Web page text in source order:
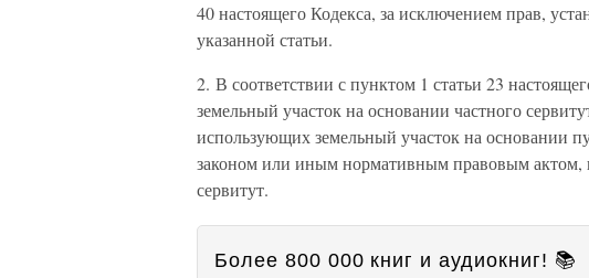
40 настоящего Кодекса, за исключением прав,
указанной статьи.
2. В соответствии с пунктом 1 статьи 23
земельный участок на основании частного
использующих земельный участок на основании
законом или иным нормативным правовым актом,
сервитут.
Более 800 000 книг и аудиокниг! 📚